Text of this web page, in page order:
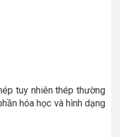
tuy nhiên thép thường
hóa học và hình dạng